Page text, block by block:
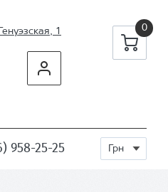
0
1
Грн
958-25-25